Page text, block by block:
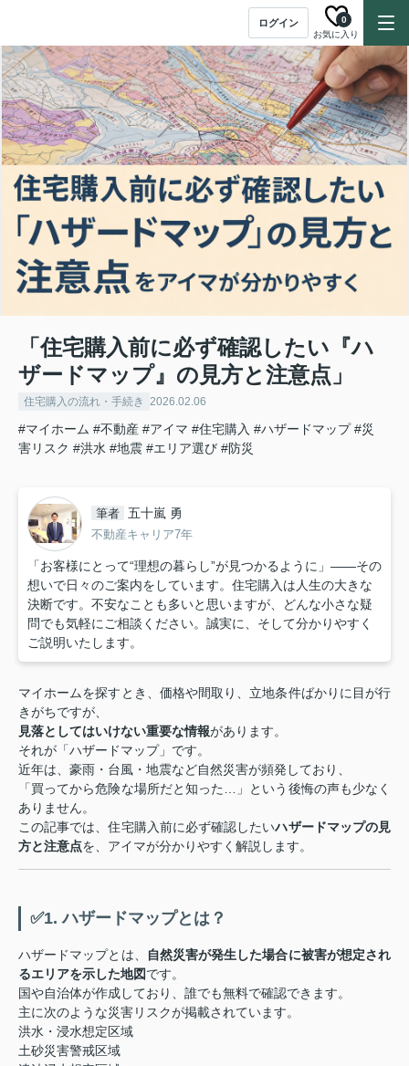
ログイン
お気に入り
0
「住宅購入前に必ず確認したい『ハ
ザードマップ』の見方と注意点」
住宅購入の流れ・手続き 2026.02.06
#マイホーム #不動産 #アイマ #住宅購入 #ハザードマップ #災
害リスク #洪水 #地震 #エリア選び #防災
筆者 五十嵐 勇
不動産キャリア7年
「お客様にとって“理想の暮らし”が見つかるように」——その
想いで日々のご案内をしています。住宅購入は人生の大きな
決断です。不安なことも多いと思いますが、どんな小さな疑
問でも気軽にご相談ください。誠実に、そして分かりやすく
ご説明いたします。
マイホームを探すとき、価格や間取り、立地条件ばかりに目が行
きがちですが、
見落としてはいけない重要な情報があります。
それが「ハザードマップ」です。
近年は、豪雨・台風・地震など自然災害が頻発しており、
「買ってから危険な場所だと知った…」という後悔の声も少なく
ありません。
この記事では、住宅購入前に必ず確認したいハザードマップの見
方と注意点を、アイマが分かりやすく解説します。
✅1. ハザードマップとは？
ハザードマップとは、
自然災害が発生した場合に被害が想定され
るエリアを示した地図です。
国や自治体が作成しており、誰でも無料で確認できます。
主に次のような災害リスクが掲載されています。
洪水・浸水想定区域
土砂災害警戒区域